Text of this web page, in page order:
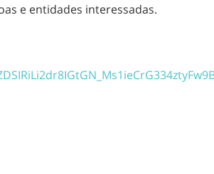
e entidades interessadas.